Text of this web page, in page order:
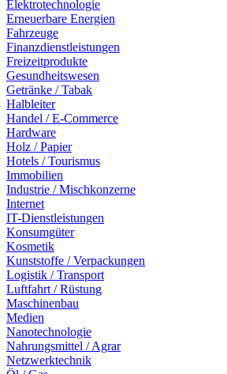
Elektrotechnologie
Erneuerbare Energien
Fahrzeuge
Finanzdienstleistungen
Freizeitprodukte
Gesundheitswesen
Getränke / Tabak
Halbleiter
Handel / E-Commerce
Hardware
Holz / Papier
Hotels / Tourismus
Immobilien
Industrie / Mischkonzerne
Internet
IT-Dienstleistungen
Konsumgüter
Kosmetik
Kunststoffe / Verpackungen
Logistik / Transport
Luftfahrt / Rüstung
Maschinenbau
Medien
Nanotechnologie
Nahrungsmittel / Agrar
Netzwerktechnik